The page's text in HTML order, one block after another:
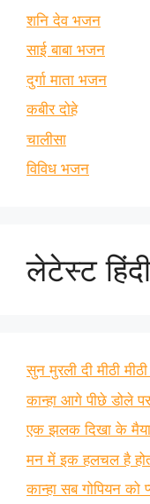
शनि देव भजन
साई बाबा भजन
दुर्गा माता भजन
कबीर दोहे
चालीसा
विविध भजन
लेटेस्ट
सुन मुरली दी मीठी
कान्हा आगे पीछे डोले
एक झलक दिखा के मैया
मन में इक हलचल है
कान्हा सब गोपियन को